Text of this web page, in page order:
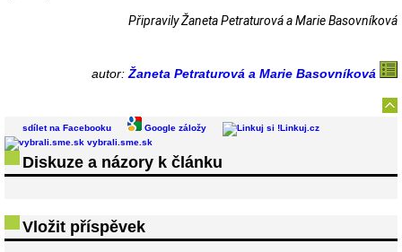
Připravily Žaneta Petraturová a Marie Basovníková
autor: Žaneta Petraturová a Marie Basovníková
sdílet na Facebooku Google záložy
Linkuj.cz
vybrali.sme.sk
Diskuze a názory k článku
Vložit příspěvek